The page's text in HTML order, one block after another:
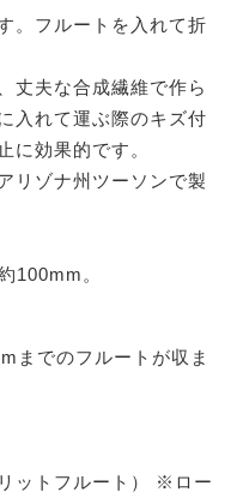
。フルートを入れて折
丈夫な合成繊維で作ら
入れて運ぶ際のキズ付
に効果的です。
リゾナ州ツーソンで製
100mm。
までのフルートが収ま
ットフルート） ※ロー